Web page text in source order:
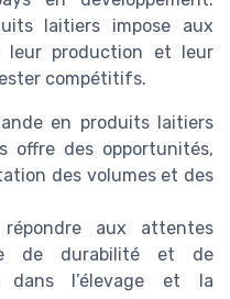
laitiers impose aux
leur production et leur
compétitifs.
en produits laitiers
offre des opportunités,
des volumes et des
aux attentes
de durabilité et de
dans l’élevage et la